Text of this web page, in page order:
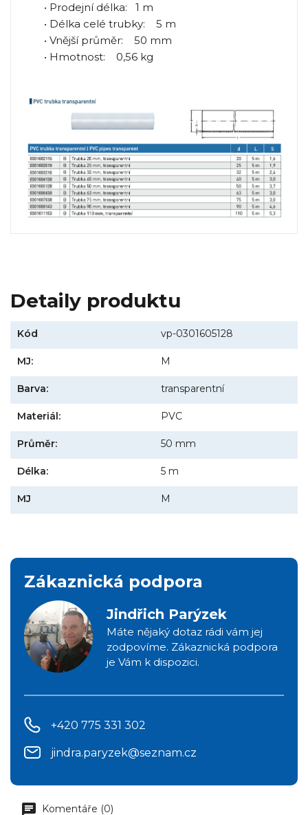
• Prodejní délka: 1 m
• Délka celé trubky: 5 m
• Vnější průměr: 50 mm
• Hmotnost: 0,56 kg
Detaily produktu
Kód vp-0301605128
MJ: M
Barva: transparentní
Materiál: PVC
Průměr: 50 mm
Délka: 5 m
MJ M
Zákaznická podpora
Jindřich Parýzek
Máte nějaký dotaz rádi vám jej
zodpovíme. Zákaznická podpora
je Vám k dispozici.
+420 775 331 302
jindra.paryzek@seznam.cz
Komentáře (0)